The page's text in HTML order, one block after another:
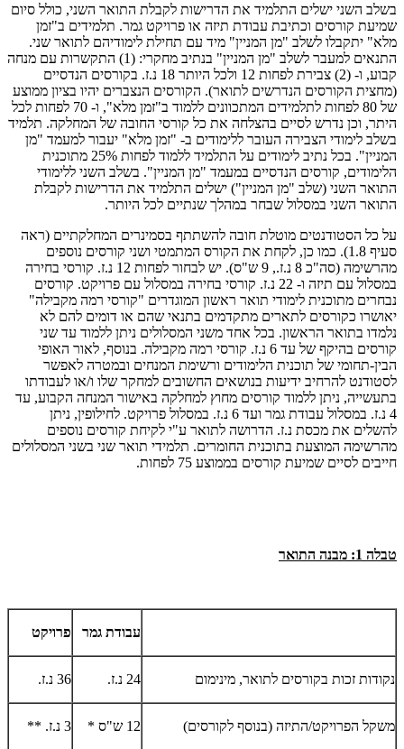
בשלב השני ישלים התלמיד את הדרישות לקבלת התואר השני, כולל סיום
שמיעת קורסים וכתיבת עבודת תיזה או פרויקט גמר. תלמידים ב"זמן
מלא" יתקבלו לשלב "מן המניין" מיד עם תחילת לימודיהם לתואר שני.
התנאים למעבר לשלב "מן המניין" בנתיב מחקרי: (1) התקשרות עם מנחה
קבוע, ו- (2) צבירת לפחות 12 ולכל היותר 18 נ.ז. בקורסים הנדסיים
(מחצית הקורסים הנדרשים לתואר). הקורסים הנצברים יהיו בציון ממוצע
של 80 לפחות לתלמידים המתכוונים ללמוד ב"זמן מלא", ו- 70 לפחות לכל
היתר, וכן נדרש לסיים בהצלחה את כל קורסי החובה של המחלקה. תלמיד
בשלב לימודי הצבירה העובר ללימודים ב- "זמן מלא" יעבור למעמד "מן
המניין". בכל נתיב לימודים על התלמיד ללמוד לפחות 25% מתוכנית
הלימודים, קורסים הנדסיים במעמד "מן המניין". בשלב השני ללימודי
התואר השני (שלב "מן המניין") ישלים התלמיד את הדרישות לקבלת
התואר השני במסלול שבחר במהלך שנתיים לכל היותר.
על כל הסטודנטים מוטלת חובה להשתתף בסמינרים המחלקתיים (ראה
סעיף 1.8). כמו כן, לקחת את הקורס המתמטי ושני קורסים נוספים
מהרשימה (סה"כ 8 נ.ז., 9 ש"ס). יש לבחור לפחות 12 נ.ז. קורסי בחירה
במסלול עם תיזה ו- 22 נ.ז. קורסי בחירה במסלול עם פרויקט. קורסים
נבחרים מתוכנית לימודי תואר ראשון המוגדרים "קורסי רמה מקבילה"
יאושרו כקורסים לתארים מתקדמים בתנאי שהם או דומים להם לא
נלמדו בתואר הראשון. בכל אחד משני המסלולים ניתן ללמוד עד שני
קורסים בהיקף של עד 6 נ.ז. קורסי רמה מקבילה. בנוסף, לאור האופי
הבין-תחומי של תוכנית הלימודים ורשימת המנחים ובמטרה לאפשר
לסטודנט להרחיב ידיעות בנושאים החשובים למחקר שלו ו/או לעבודתו
בתעשייה, ניתן ללמוד קורסים מחוץ למחלקה באישור המנחה הקבוע, עד
4 נ.ז. במסלול עבודת גמר ועד 6 נ.ז. במסלול פרויקט. לחילופין, ניתן
להשלים את מכסת נ.ז. הדרושה לתואר ע"י לקיחת קורסים נוספים
מהרשימה המוצעת בתוכנית החומרים. תלמידי תואר שני בשני המסלולים
חייבים לסיים שמיעת קורסים בממוצע 75 לפחות.
טבלה 1: מבנה התואר
עבודת גמר פרויקט
נקודות זכות בקורסים לתואר, מינימום 24 נ.ז. 36 נ.ז.
משקל הפרויקט/התיזה (בנוסף לקורסים) 12 ש"ס * 3 נ.ז. **